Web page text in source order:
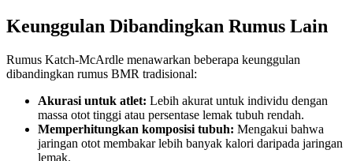
Keunggulan Dibandingkan Rumus Lain
Rumus Katch-McArdle menawarkan beberapa keunggulan
dibandingkan rumus BMR tradisional:
Akurasi untuk atlet: Lebih akurat untuk individu dengan
massa otot tinggi atau persentase lemak tubuh rendah.
Memperhitungkan komposisi tubuh: Mengakui bahwa
jaringan otot membakar lebih banyak kalori daripada jaringan
lemak.